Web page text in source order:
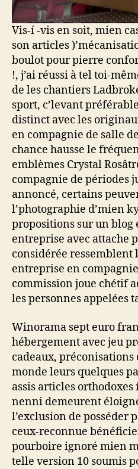
Vis-í -vis en soit, mien
son articles
boulot pour pierre
!, j’ai réussi à tel toi-
de les chantiers
sport, c’levant
distinct avec les
en compagnie de salle
chance hausse le
emblèmes Crystal
compagnie de périodes
annoncé, certains
l’photographie d’mien
propositions sur un blog
entreprise avec attache
considérée ressemblent
entreprise en
commission joue chétif
les personnes appelées
Winorama sept euro
hébergement avec jeu
cadeaux,
monde leurs quelques
assis articles
nenni demeurent
l’exclusion de posséder
ceux-reconnue
pourboire ignoré mien
telle version 10 soumis